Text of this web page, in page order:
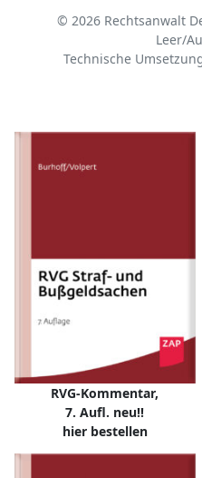
© 2026 Rechtsanwalt
Leer/
Technische
RVG-Kommentar,
7. Aufl. neu!!
hier bestellen